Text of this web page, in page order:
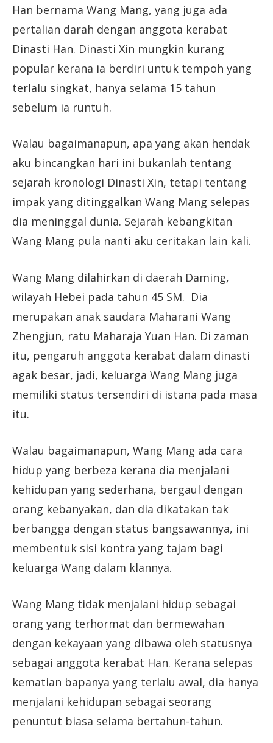
Han bernama Wang Mang, yang juga ada
pertalian darah dengan anggota kerabat
Dinasti Han. Dinasti Xin mungkin kurang
popular kerana ia berdiri untuk tempoh yang
terlalu singkat, hanya selama 15 tahun
sebelum ia runtuh.
Walau bagaimanapun, apa yang akan hendak
aku bincangkan hari ini bukanlah tentang
sejarah kronologi Dinasti Xin, tetapi tentang
impak yang ditinggalkan Wang Mang selepas
dia meninggal dunia. Sejarah kebangkitan
Wang Mang pula nanti aku ceritakan lain kali.
Wang Mang dilahirkan di daerah Daming,
wilayah Hebei pada tahun 45 SM. Dia
merupakan anak saudara Maharani Wang
Zhengjun, ratu Maharaja Yuan Han. Di zaman
itu, pengaruh anggota kerabat dalam dinasti
agak besar, jadi, keluarga Wang Mang juga
memiliki status tersendiri di istana pada masa
itu.
Walau bagaimanapun, Wang Mang ada cara
hidup yang berbeza kerana dia menjalani
kehidupan yang sederhana, bergaul dengan
orang kebanyakan, dan dia dikatakan tak
berbangga dengan status bangsawannya, ini
membentuk sisi kontra yang tajam bagi
keluarga Wang dalam klannya.
Wang Mang tidak menjalani hidup sebagai
orang yang terhormat dan bermewahan
dengan kekayaan yang dibawa oleh statusnya
sebagai anggota kerabat Han. Kerana selepas
kematian bapanya yang terlalu awal, dia hanya
menjalani kehidupan sebagai seorang
penuntut biasa selama bertahun-tahun.